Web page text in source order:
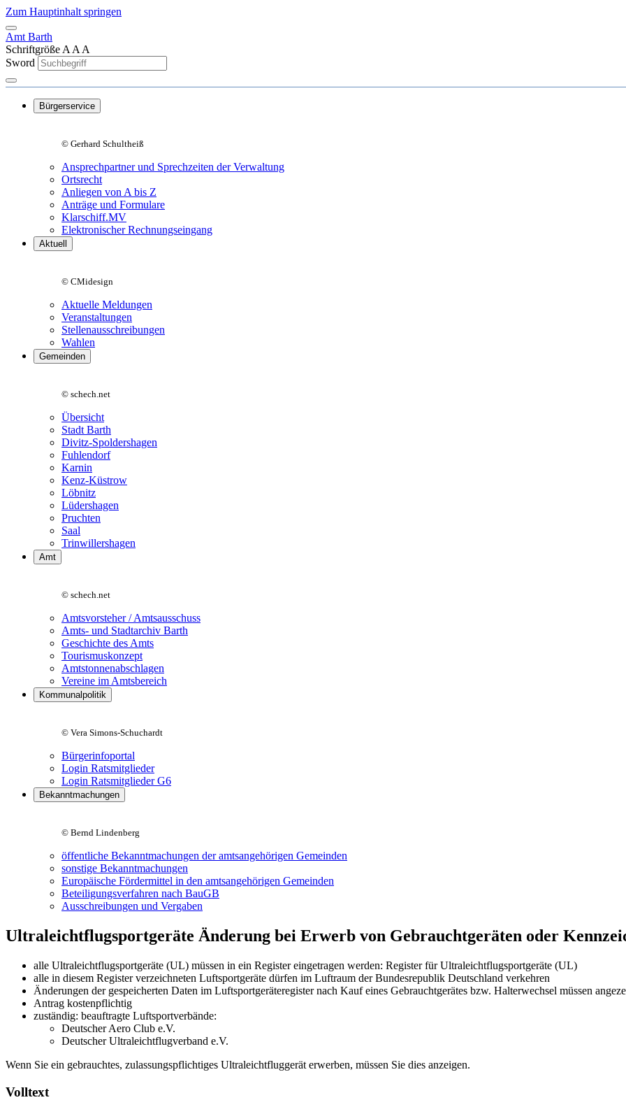
Zum Hauptinhalt springen
Amt Barth
Schriftgröße A A A
Sword
Bürgerservice
© Gerhard Schultheiß
Ansprechpartner und Sprechzeiten der Verwaltung
Ortsrecht
Anliegen von A bis Z
Anträge und Formulare
Klarschiff.MV
Elektronischer Rechnungseingang
Aktuell
© CMidesign
Aktuelle Meldungen
Veranstaltungen
Stellenausschreibungen
Wahlen
Gemeinden
© schech.net
Übersicht
Stadt Barth
Divitz-Spoldershagen
Fuhlendorf
Karnin
Kenz-Küstrow
Löbnitz
Lüdershagen
Pruchten
Saal
Trinwillershagen
Amt
© schech.net
Amtsvorsteher / Amtsausschuss
Amts- und Stadtarchiv Barth
Geschichte des Amts
Tourismuskonzept
Amtstonnenabschlagen
Vereine im Amtsbereich
Kommunalpolitik
© Vera Simons-Schuchardt
Bürgerinfoportal
Login Ratsmitglieder
Login Ratsmitglieder G6
Bekanntmachungen
© Bernd Lindenberg
öffentliche Bekanntmachungen der amtsangehörigen Gemeinden
sonstige Bekanntmachungen
Europäische Fördermittel in den amtsangehörigen Gemeinden
Beteiligungsverfahren nach BauGB
Ausschreibungen und Vergaben
Ultraleichtflugsportgeräte Änderung bei Erwerb von Gebrauchtgeräten oder
alle Ultraleichtflugsportgeräte (UL) müssen in ein Register eingetragen werden: Register für Ultraleichtflugsportgeräte (UL)
alle in diesem Register verzeichneten Luftsportgeräte dürfen im Luftraum der Bundesrepublik Deutschland verkehren
Änderungen der gespeicherten Daten im Luftsportgeräteregister nach Kauf eines Gebrauchtgerätes bzw. Halterwechsel müssen
Antrag kostenpflichtig
zuständig: beauftragte Luftsportverbände:
Deutscher Aero Club e.V.
Deutscher Ultraleichtflugverband e.V.
Wenn Sie ein gebrauchtes, zulassungspflichtiges Ultraleichtfluggerät erwerben, müssen Sie dies anzeigen.
Volltext